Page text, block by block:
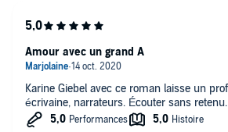
Karine Giebel avec ce roman laisse un profond malaise. Super
écrivaine, narrateurs. Écouter sans retenu.
Amour avec un grand A